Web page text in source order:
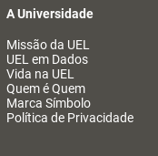
A Universidade
Missão da UEL
UEL em Dados
Vida na UEL
Quem é Quem
Marca Símbolo
Política de Privacidade